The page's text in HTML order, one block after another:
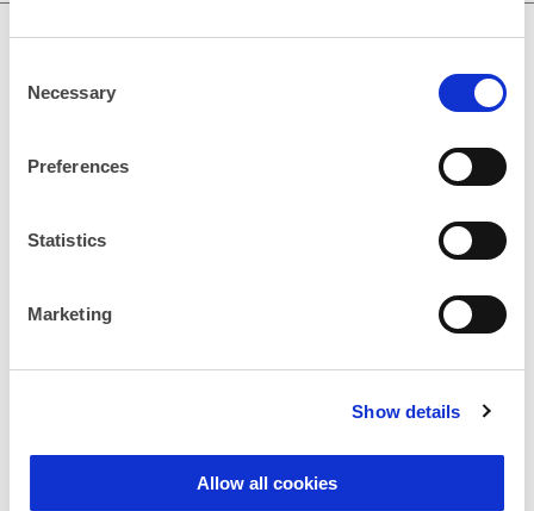
Necessary
Preferences
Statistics
Marketing
Show details
Allow all cookies